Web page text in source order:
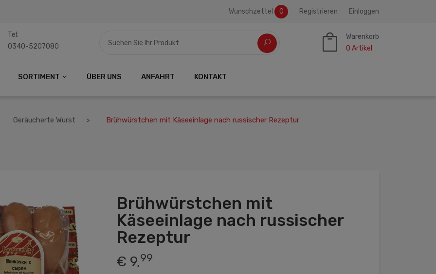
Wunschzettel 0 Registrieren Einloggen
Tel:
0340-5207080
Warenkorb
0 Artikel
SORTIMENT ÜBER UNS ANFAHRT KONTAKT
Geräucherte Wurst Brühwürstchen mit Käseeinlage nach russischer Rezeptur
Brühwürstchen mit
Käseeinlage nach russischer
Rezeptur
€ 9,99